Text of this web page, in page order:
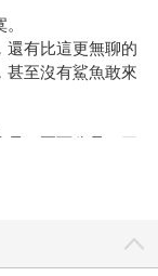
還有比這更無聊的
甚至沒有鯊魚敢來
尺，兩百公尺，三
的深海，並停留
自己能不能潛到一